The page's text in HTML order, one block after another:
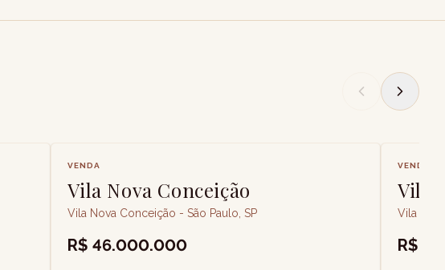
VENDA
Vila Nova Conceição
Vila Nova Conceição - São Paulo, SP
R$ 46.000.000
VENDA
Vila
Vila
R$